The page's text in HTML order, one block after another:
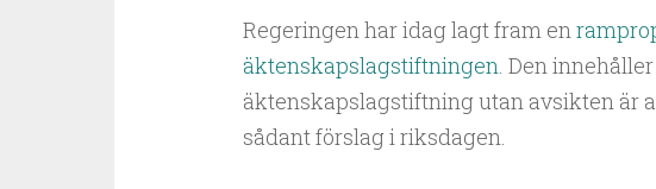
Regeringen har idag lagt fram en
äktenskapslagstiftningen. Den
äktenskapslagstiftning utan avsikten är
sådant förslag i riksdagen.